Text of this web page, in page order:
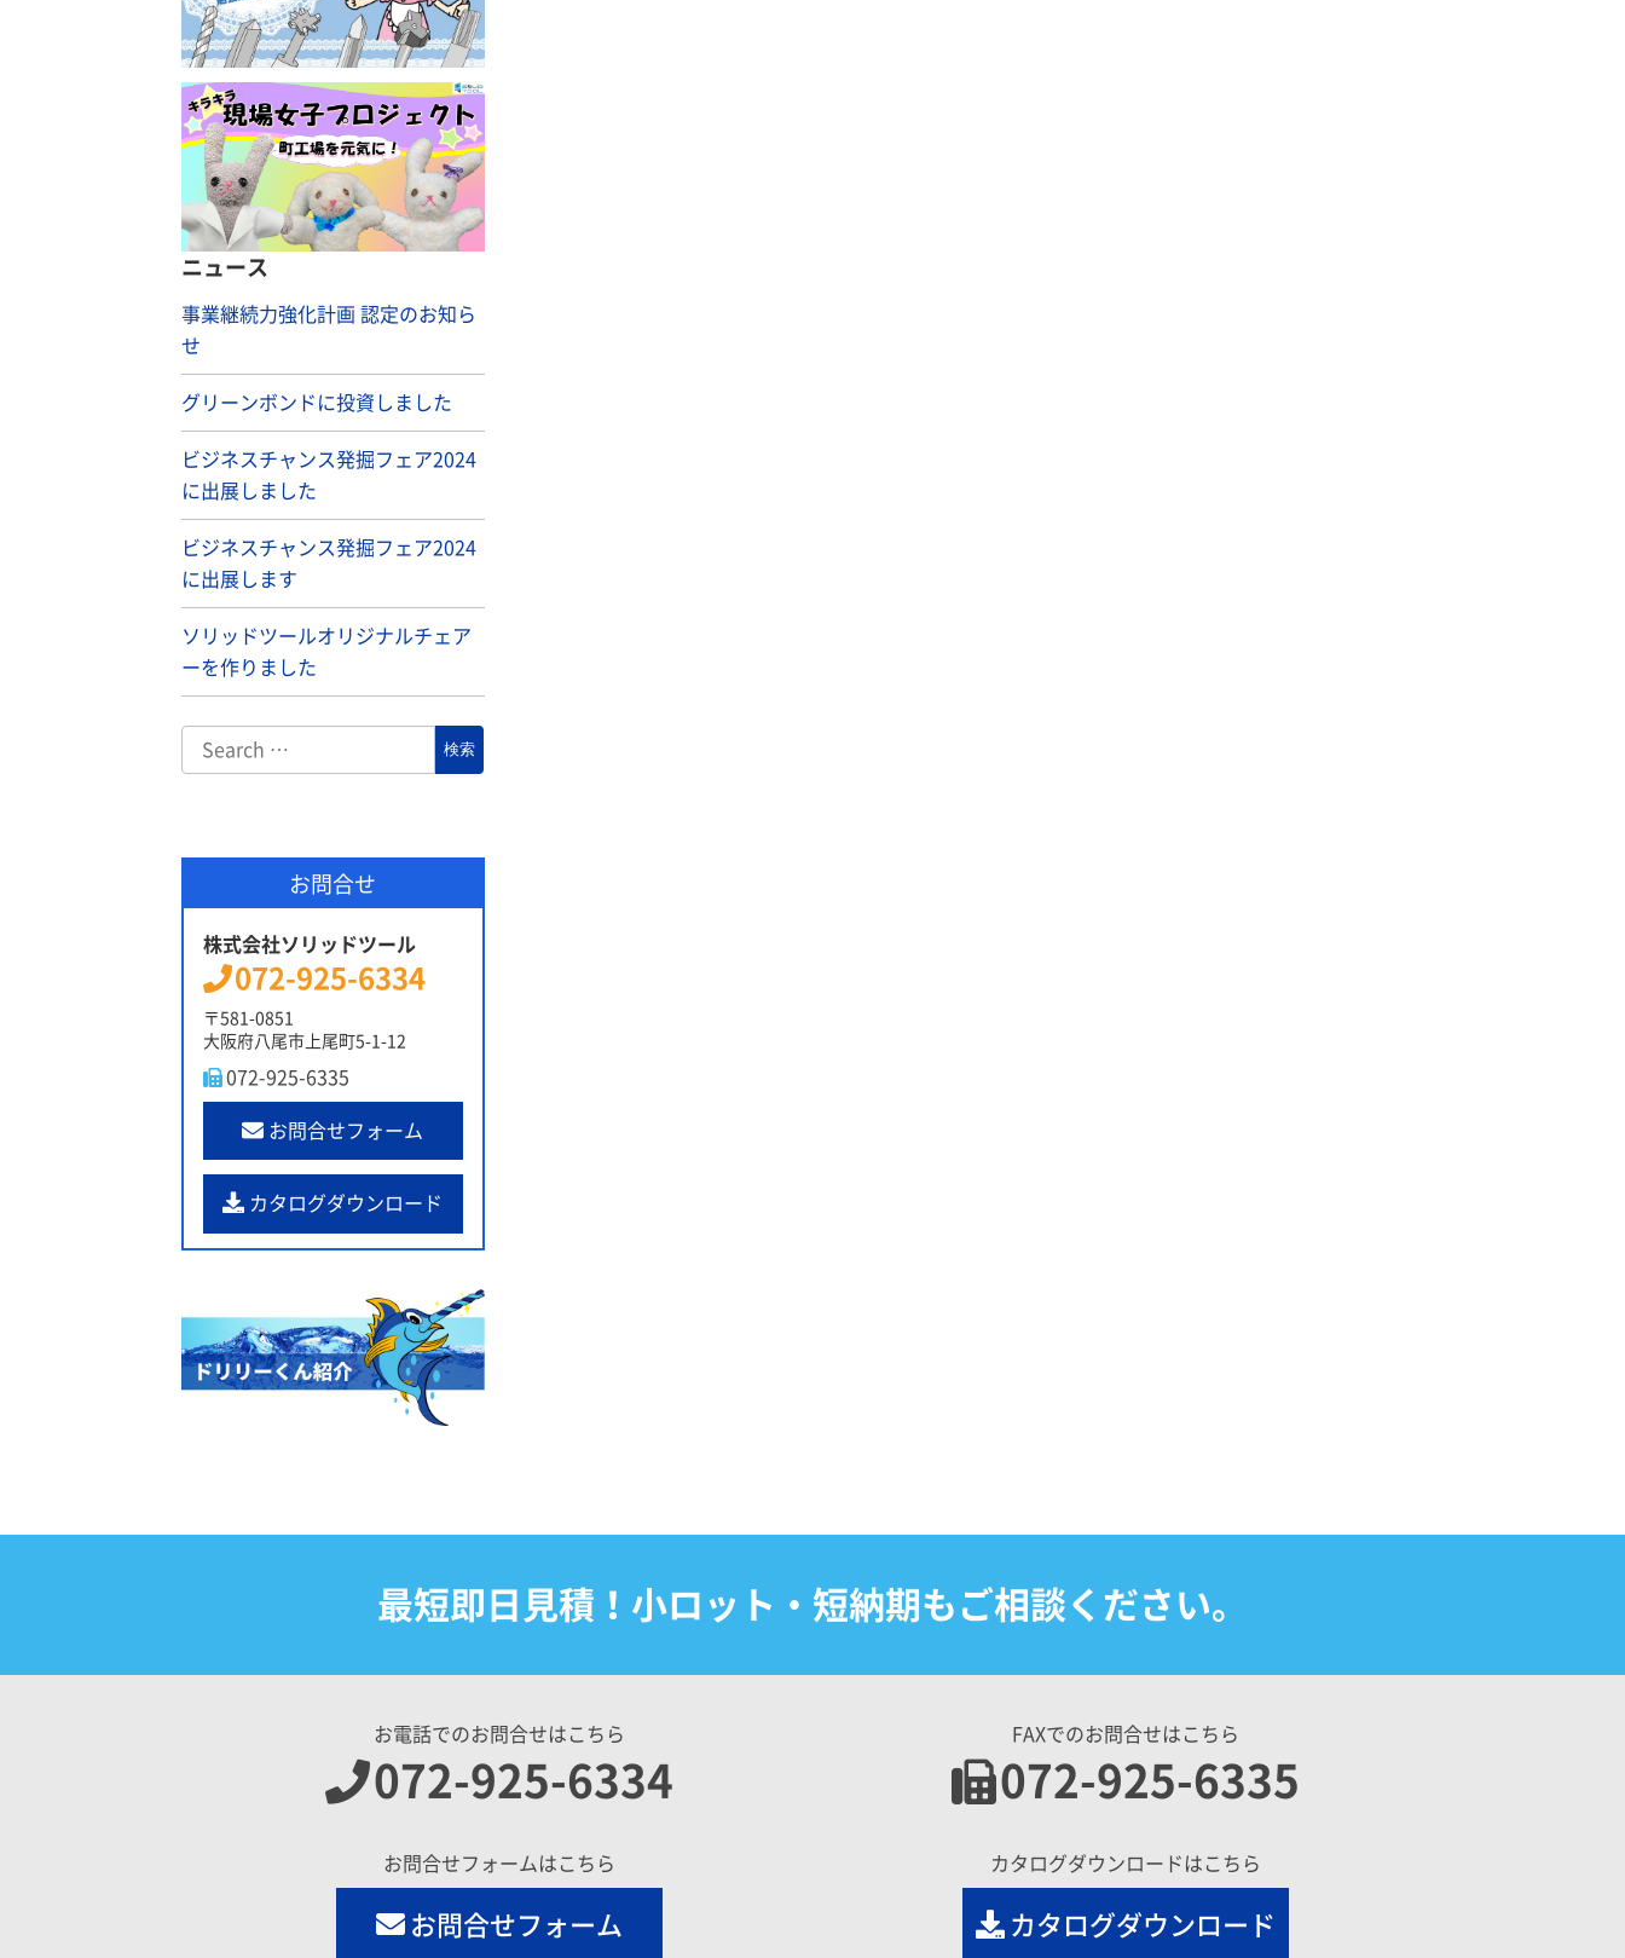
ニュース
事業継続力強化計画 認定のお知ら
せ
グリーンボンドに投資しました
ビジネスチャンス発掘フェア2024
に出展しました
ビジネスチャンス発掘フェア2024
に出展します
ソリッドツールオリジナルチェア
ーを作りました
お問合せ
株式会社ソリッドツール
072-925-6334
〒581-0851
大阪府八尾市上尾町5-1-12
072-925-6335
お問合せフォーム
カタログダウンロード
最短即日見積！小ロット・短納期もご相談ください。
お電話でのお問合せはこちら
072-925-6334
FAXでのお問合せはこちら
072-925-6335
お問合せフォームはこちら
お問合せフォーム
カタログダウンロードはこちら
カタログダウンロード